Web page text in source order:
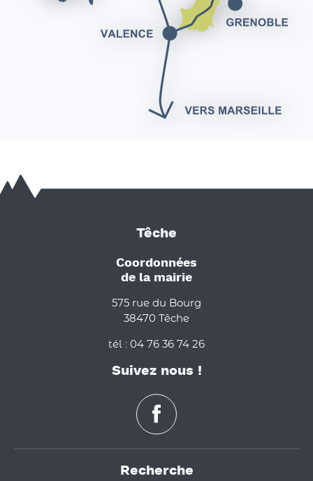
Têche
Coordonnées
de la mairie
575 rue du Bourg
38470 Têche
tél : 04 76 36 74 26
Suivez nous !
Recherche